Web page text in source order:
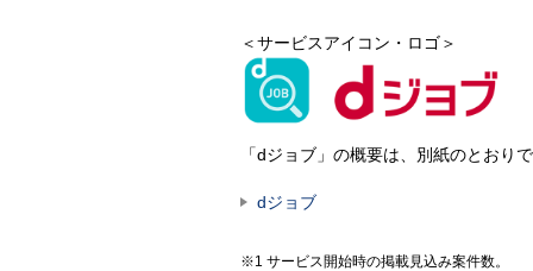
＜サービスアイコン・ロゴ＞
「dジョブ」の概要は、別紙のとおりで
dジョブ
サービス開始時の掲載見込み案件数。